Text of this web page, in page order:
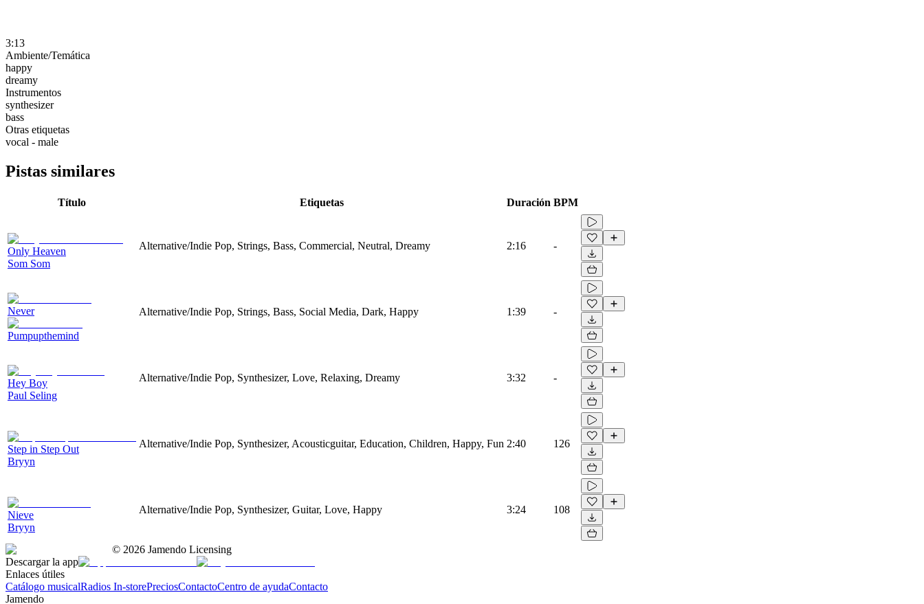
3:13
Ambiente/Temática
happy
dreamy
Instrumentos
synthesizer
bass
Otras etiquetas
vocal - male
Pistas similares
Título Etiquetas Duración BPM
Only Heaven
Som Som
Alternative/Indie Pop, Strings, Bass, Commercial, Neutral, Dreamy 2:16 -
Never
Pumpupthemind
Alternative/Indie Pop, Strings, Bass, Social Media, Dark, Happy 1:39 -
Hey Boy
Paul Seling
Alternative/Indie Pop, Synthesizer, Love, Relaxing, Dreamy 3:32 -
Step in Step Out
Bryyn
Alternative/Indie Pop, Synthesizer, Acousticguitar, Education, Children, Happy, Fun 2:40 126
Nieve
Bryyn
Alternative/Indie Pop, Synthesizer, Guitar, Love, Happy 3:24 108
© 2026 Jamendo Licensing
Descargar la app
Enlaces útiles
Catálogo musicalRadios In-storePreciosContactoCentro de ayudaContacto
Jamendo